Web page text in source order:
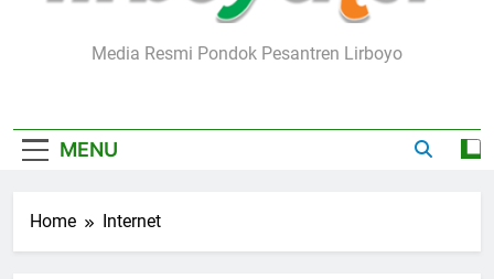
Lirboyo.net
Media Resmi Pondok Pesantren Lirboyo
MENU
Home Internet